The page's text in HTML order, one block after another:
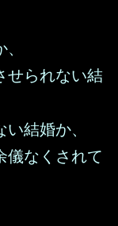
せられない結
結婚か、
儀なくされて